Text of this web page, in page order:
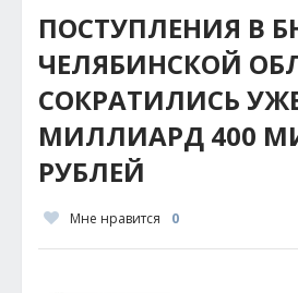
ПОСТУПЛЕНИЯ В
ЧЕЛЯБИНСКОЙ
СОКРАТИЛИСЬ
МИЛЛИАРД 400
РУБЛЕЙ
Мне нравится 0